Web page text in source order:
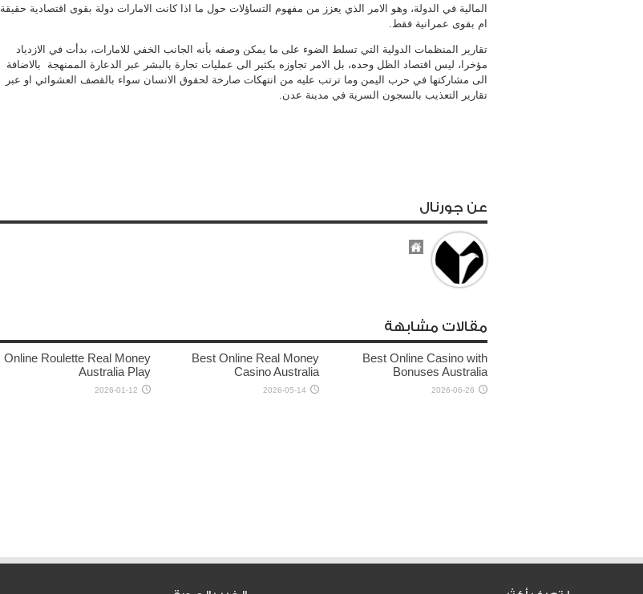
المالية في الدولة، وهو الامر الذي يعزز من مفهوم التساؤلات حول ما اذا كانت الامارات دولة بقوى اقتصادية حقيقة
ام بقوى عمرانية فقط.
تقارير المنظمات الدولية التي تسلط الضوء على ما يمكن وصفه بأنه الجانب الخفي للامارات، بدأت في الازدياد
مؤخرا، ليس اقتصاد الظل وحده، بل الامر تجاوزه بكثير الى عمليات تجارة بالبشر عبر الدعارة الممنهجة بالاضافة
الى مشاركتها في حرب اليمن وما ترتب عليه من انتهكات صارخة لحقوق الانسان سواء بالقصف العشوائي او عبر
تقارير التعذيب بالسجون السرية في مدينة عدن.
عن جورنال
مقالات مشابهة
Best Online Casino with
Bonuses Australia
2026-06-26
Best Online Real Money
Casino Australia
2026-05-14
Online Roulette Real Money
Australia Play
2026-01-12